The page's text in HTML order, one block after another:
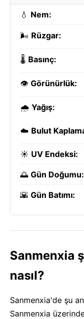
💧 Nem:
🌬️ Rüzgar:
🌡️ Basınç:
👁️ Görünürlük:
🌧️ Yağış:
☁️ Bulut
☀️ UV Endeksi:
🌅 Gün Doğumu:
🌇 Gün Batımı:
Sanmenxia
nasıl?
Sanmenxia'de şu
Sanmenxia